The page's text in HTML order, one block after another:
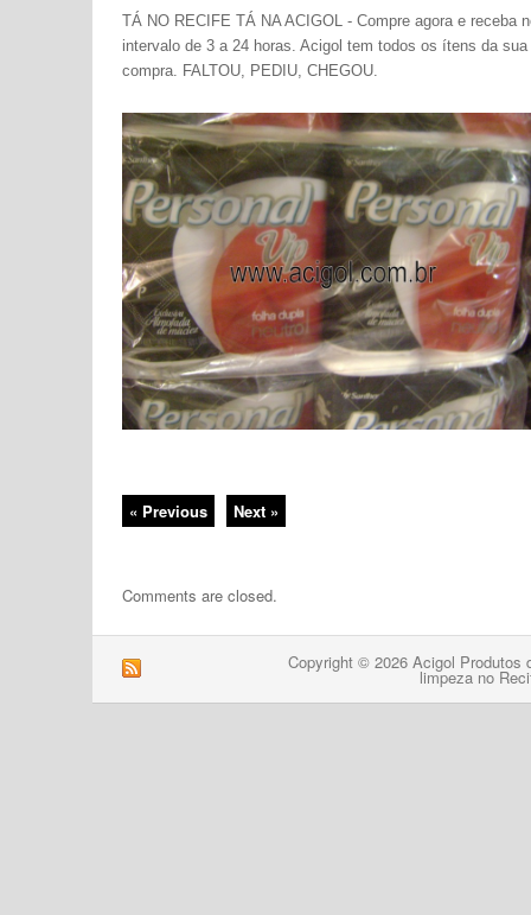
TÁ NO RECIFE TÁ NA ACIGOL - Compre agora e receba
intervalo de 3 a 24 horas. Acigol tem todos os ítens da sua
compra. FALTOU, PEDIU, CHEGOU.
« Previous Next »
Comments are closed.
Copyright © 2026 Acigol Produtos
limpeza no